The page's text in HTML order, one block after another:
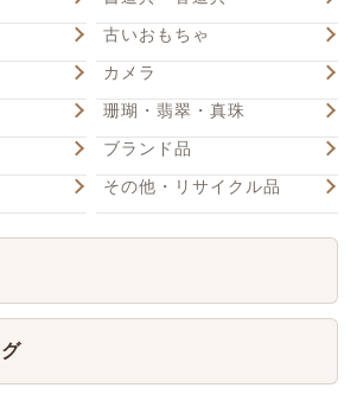
古いおもちゃ
カメラ
珊瑚・翡翠・真珠
ブランド品
その他・リサイクル品